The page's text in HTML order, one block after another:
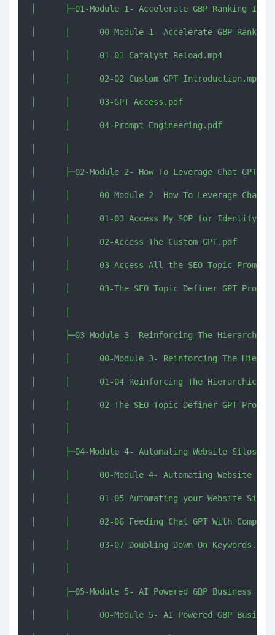
│      ├─01-Module 1- Accelerate GBP Ranking
│      │      00-Module 1- Accelerate GBP Ranking
│      │      01-01 Catalyst Reload.mp4
│      │      02-02 Custom GPT Introduction.mp4
│      │      03-GPT Access.pdf
│      │      04-Prompt Engineering.pdf
│      ├─02-Module 2- How To Leverage Chat GPT
│      │      00-Module 2- How To Leverage Chat
│      │      01-03 Access My SOP for Identifying
│      │      02-Access The Custom GPT.pdf
│      │      03-Access All the SEO Topic
│      │      03-The SEO Topic Definer GPT
│      ├─03-Module 3- Reinforcing The
│      │      00-Module 3- Reinforcing The
│      │      01-04 Reinforcing The Hierarchical
│      │      02-The SEO Topic Definer GPT
│      ├─04-Module 4- Automating Website Silos
│      │      00-Module 4- Automating Website
│      │      01-05 Automating your Website Silo
│      │      02-06 Feeding Chat GPT With
│      │      03-07 Doubling Down On Keywords.mp4
│      ├─05-Module 5- AI Powered GBP Business
│      │      00-Module 5- AI Powered GBP